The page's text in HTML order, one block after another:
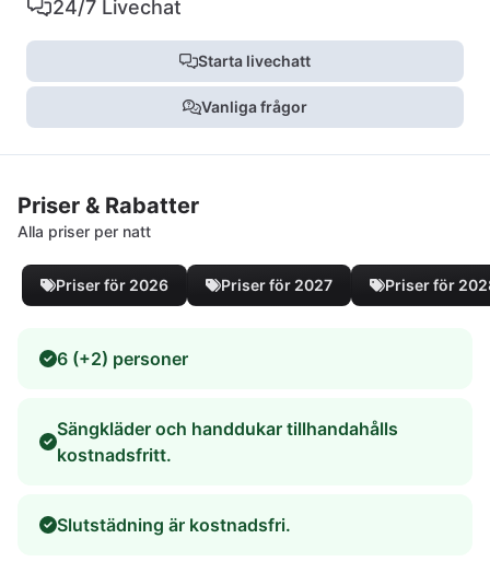
24/7 Livechat
Starta livechatt
Vanliga frågor
Priser & Rabatter
Alla priser per natt
Priser för 2026 Priser för 2027 Priser för
6 (+2) personer
Sängkläder och handdukar tillhandahålls
kostnadsfritt.
Slutstädning är kostnadsfri.